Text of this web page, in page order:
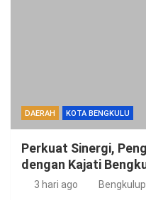
DAERAH KOTA BENGKULU
Perkuat Sinergi,
dengan Kajati
3 hari ago